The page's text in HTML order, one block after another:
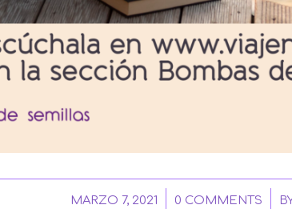
MARZO 7, 2021
/ 0 COMMENTS
/